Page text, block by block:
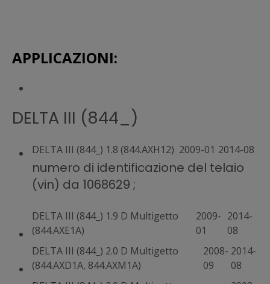
APPLICAZIONI:
DELTA III (844_)
DELTA III (844_) 1.8 (844.AXH12) 2009-01 2014-08
numero di identificazione del telaio
(vin) da 1068629 ;
DELTA III (844_) 1.9 D Multigetto
(844.AXE1A)
2009-
01
2014-
08
DELTA III (844_) 2.0 D Multigetto
(844.AXD1A, 844.AXM1A)
2008-
09
2014-
08